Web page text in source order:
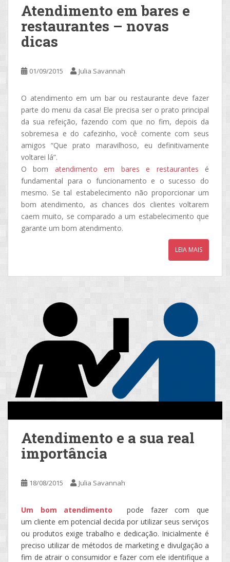
Atendimento em bares e
restaurantes – novas
dicas
01/09/2015 Julia Savannah
O atendimento em um bar ou restaurante deve fazer
parte do menu da casa! Ele precisa ser o prato principal
da sua refeição, fazendo com que no fim, depois da
sobremesa e do cafezinho, você comente com seus
amigos “Que prato maravilhoso, eu definitivamente
voltarei lá”.
O bom atendimento em bares e restaurantes é
fundamental para o funcionamento e o sucesso do
mesmo. Se tal estabelecimento não proporcionar um
bom atendimento, as chances dos clientes voltarem
caem muito, se comparado a um estabelecimento que
garante um bom atendimento.
LEIA MAIS
Atendimento e a sua real
importância
18/08/2015 Julia Savannah
Um bom atendimento
pode fazer com que
um cliente em potencial decida por utilizar seus serviços
ou produtos exige trabalho e dedicação. Inicialmente é
preciso utilizar de métodos de marketing e divulgação a
fim de atrair o consumidor e fazer com ele identifique a